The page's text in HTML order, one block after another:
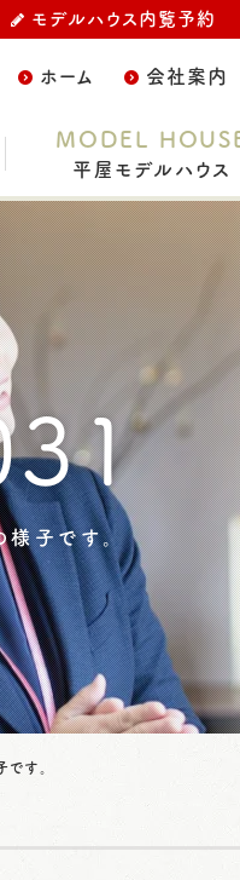
ホーム 会社案内
モデルハウス内覧予約
MODEL
平屋モデルハウス
子です。
す。